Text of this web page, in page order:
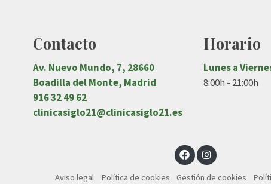
Contacto
Av. Nuevo Mundo, 7, 28660
Boadilla del Monte, Madrid
916 32 49 62
clinicasiglo21@clinicasiglo21.es
Horario
Lunes a
8:00h - 21:00h
Aviso legal Política de cookies Gestión de cookies